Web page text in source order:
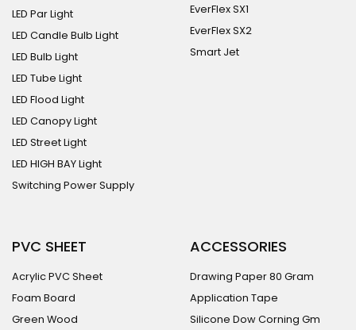
LED Par Light
LED Candle Bulb Light
LED Bulb Light
LED Tube Light
LED Flood Light
LED Canopy Light
LED Street Light
LED HIGH BAY Light
Switching Power Supply
EverFlex SX1
EverFlex SX2
Smart Jet
PVC SHEET
Acrylic PVC Sheet
Foam Board
Green Wood
ACCESSORIES
Drawing Paper 80 Gram
Application Tape
Silicone Dow Corning Gm